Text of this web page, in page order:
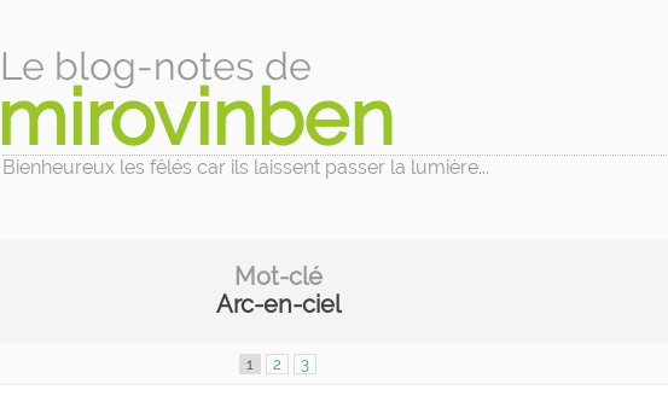
Le blog-notes de
mirovinben
Bienheureux les fêlés car ils laissent passer la lumière...
Mot-clé
Arc-en-ciel
1 2 3